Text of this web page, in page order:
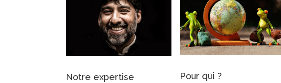
Notre expertise Pour qui ?